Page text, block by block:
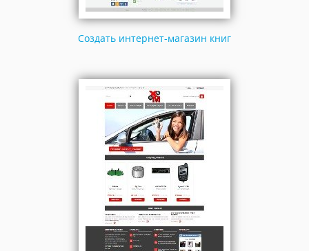
Создать интернет-магазин книг